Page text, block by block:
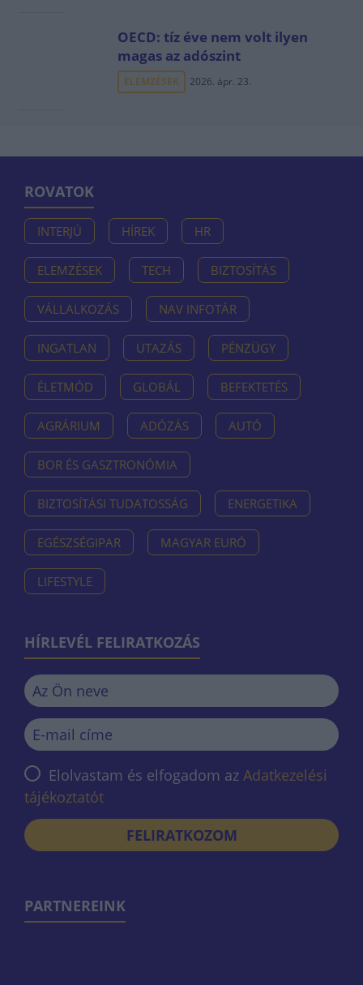
OECD: tíz éve nem volt ilyen
magas az adószint
ELEMZÉSEK 2026. ápr. 23.
ROVATOK
INTERJÚ HÍREK HR
ELEMZÉSEK TECH BIZTOSÍTÁS
VÁLLALKOZÁS NAV INFOTÁR
INGATLAN UTAZÁS PÉNZÜGY
ÉLETMÓD GLOBÁL BEFEKTETÉS
AGRÁRIUM ADÓZÁS AUTÓ
BOR ÉS GASZTRONÓMIA
BIZTOSÍTÁSI TUDATOSSÁG ENERGETIKA
EGÉSZSÉGIPAR MAGYAR EURÓ
LIFESTYLE
HÍRLEVÉL FELIRATKOZÁS
Elolvastam és elfogadom az Adatkezelési
tájékoztatót
FELIRATKOZOM
PARTNEREINK